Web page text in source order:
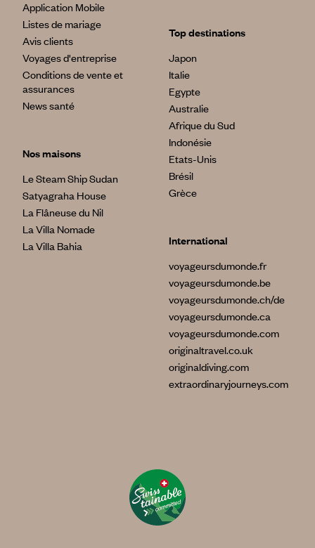
Application Mobile
Listes de mariage
Avis clients
Voyages d'entreprise
Conditions de vente et
assurances
News santé
Nos maisons
Le Steam Ship Sudan
Satyagraha House
La Flâneuse du Nil
La Villa Nomade
La Villa Bahia
Top destinations
Japon
Italie
Egypte
Australie
Afrique du Sud
Indonésie
Etats-Unis
Brésil
Grèce
International
voyageursdumonde.fr
voyageursdumonde.be
voyageursdumonde.ch/de
voyageursdumonde.ca
voyageursdumonde.com
originaltravel.co.uk
originaldiving.com
extraordinaryjourneys.com